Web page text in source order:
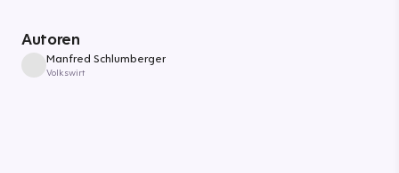
Autoren
Manfred Schlumberger
Volkswirt